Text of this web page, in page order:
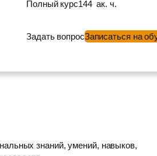
Полный курс144 ак. ч.
Задать вопросЗаписаться на
знаний, умений, навыков,